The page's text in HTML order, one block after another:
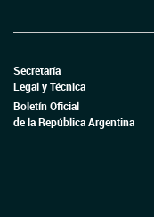
Secretaría
Legal y Técnica
Boletín Oficial
de la República Argentina